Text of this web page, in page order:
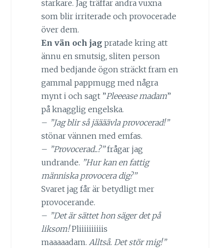
starkare. Jag träffar andra vuxna
som blir irriterade och provocerade
över dem.
En vän och jagpratade kring att
ännu en smutsig, sliten person
med bedjande ögon sträckt fram en
gammal pappmugg med några
mynt i och sagt ”Pleeease madam”
på knagglig engelska.
– ”Jag blir så jäääävla provocerad!”
stönar vännen med emfas.
– ”Provocerad..?”frågar jag
undrande. ”Hur kan en fattig
människa provocera dig?”
Svaret jag får är betydligt mer
provocerande.
– ”Det är sättet hon säger det på
liksom!Pliiiiiiiiiis
maaaaadam. Alltså. Det stör mig!”